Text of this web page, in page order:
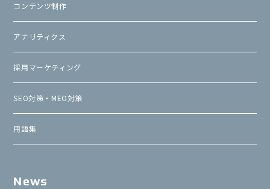
コンテンツ制作
アナリティクス
採用マーケティング
SEO対策・MEO対策
用語集
News